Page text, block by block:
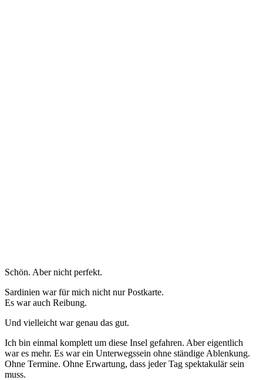
Schön. Aber nicht perfekt.
Sardinien war für mich nicht nur Postkarte.
Es war auch Reibung.
Und vielleicht war genau das gut.
Ich bin einmal komplett um diese Insel gefahren. Aber eigentlich
war es mehr. Es war ein Unterwegssein ohne ständige Ablenkung.
Ohne Termine. Ohne Erwartung, dass jeder Tag spektakulär sein
muss.